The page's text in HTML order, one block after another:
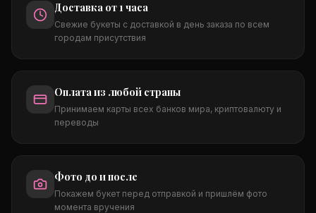
Доставка от 1 часа
Свежие букеты с доставкой в день заказа по всем
городам присутствия
Оплата из любой страны
Принимаем карты всех банков мира, криптовалюту и
переводы
Фото до и после
Покажем букет перед отправкой и пришлём фото
момента вручения